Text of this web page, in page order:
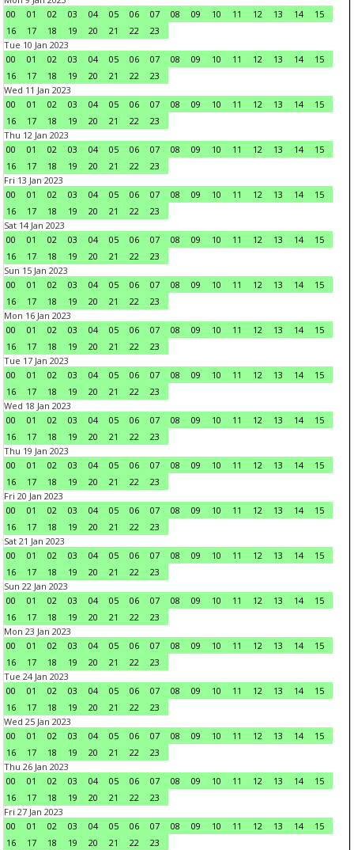
00
01 02 03 04 05 06 07 08 09 10 11 12 13 14
15
16
17 18 19 20 21 22
23
Tue 10 Jan 2023
00
01 02 03 04 05 06 07 08 09 10 11 12 13 14
15
16
17 18 19 20 21 22
23
Wed 11 Jan 2023
00
01 02 03 04 05 06 07 08 09 10 11 12 13 14
15
16
17 18 19 20 21 22
23
Thu 12 Jan 2023
00
01 02 03 04 05 06 07 08 09 10 11 12 13 14
15
16
17 18 19 20 21 22
23
Fri 13 Jan 2023
00
01 02 03 04 05 06 07 08 09 10 11 12 13 14
15
16
17 18 19 20 21 22
23
Sat 14 Jan 2023
00
01 02 03 04 05 06 07 08 09 10 11 12 13 14
15
16
17 18 19 20 21 22
23
Sun 15 Jan 2023
00
01 02 03 04 05 06 07 08 09 10 11 12 13 14
15
16
17 18 19 20 21 22
23
Mon 16 Jan 2023
00
01 02 03 04 05 06 07 08 09 10 11 12 13 14
15
16
17 18 19 20 21 22
23
Tue 17 Jan 2023
00
01 02 03 04 05 06 07 08 09 10 11 12 13 14
15
16
17 18 19 20 21 22
23
Wed 18 Jan 2023
00
01 02 03 04 05 06 07 08 09 10 11 12 13 14
15
16
17 18 19 20 21 22
23
Thu 19 Jan 2023
00
01 02 03 04 05 06 07 08 09 10 11 12 13 14
15
16
17 18 19 20 21 22
23
Fri 20 Jan 2023
00
01 02 03 04 05 06 07 08 09 10 11 12 13 14
15
16
17 18 19 20 21 22
23
Sat 21 Jan 2023
00
01 02 03 04 05 06 07 08 09 10 11 12 13 14
15
16
17 18 19 20 21 22
23
Sun 22 Jan 2023
00
01 02 03 04 05 06 07 08 09 10 11 12 13 14
15
16
17 18 19 20 21 22
23
Mon 23 Jan 2023
00
01 02 03 04 05 06 07 08 09 10 11 12 13 14
15
16
17 18 19 20 21 22
23
Tue 24 Jan 2023
00
01 02 03 04 05 06 07 08 09 10 11 12 13 14
15
16
17 18 19 20 21 22
23
Wed 25 Jan 2023
00
01 02 03 04 05 06 07 08 09 10 11 12 13 14
15
16
17 18 19 20 21 22
23
Thu 26 Jan 2023
00
01 02 03 04 05 06 07 08 09 10 11 12 13 14
15
16
17 18 19 20 21 22
23
Fri 27 Jan 2023
00
01 02 03 04 05 06 07 08 09 10 11 12 13 14
15
16
17 18 19 20 21 22
23